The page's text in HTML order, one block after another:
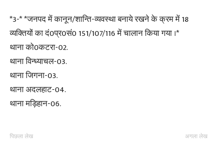
*3-* *जनपद में कानून/शान्ति-व्यवस्था बनाये रखने के क्रम में 18
व्यक्तियों का दं0प्र0सं0 151/107/116 में चालान किया गया ।*
थाना को0कटरा-02.
थाना विन्ध्याचल-03.
थाना जिगना-03.
थाना अदलहाट-04.
थाना मड़िहान-06.
पिछला लेख अगला लेख